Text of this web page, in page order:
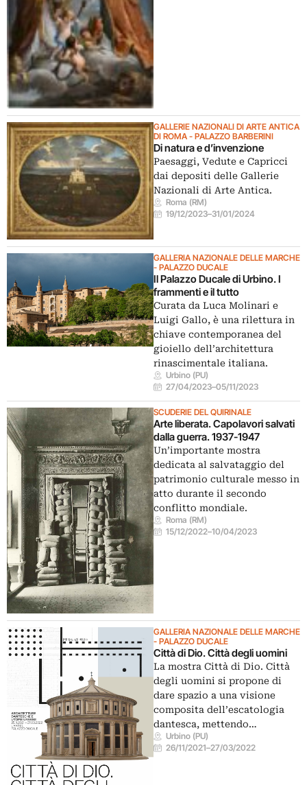
GALLERIE NAZIONALI DI ARTE ANTICA
DI ROMA - PALAZZO BARBERINI
Di natura e d’invenzione
Paesaggi, Vedute e Capricci
dai depositi delle Gallerie
Nazionali di Arte Antica.
Roma (RM)
19/12/2023–31/01/2024
GALLERIA NAZIONALE DELLE MARCHE
- PALAZZO DUCALE
Il Palazzo Ducale di Urbino. I
frammenti e il tutto
Curata da Luca Molinari e
Luigi Gallo, è una rilettura in
chiave contemporanea del
gioiello dell’architettura
rinascimentale italiana.
Urbino (PU)
27/04/2023–05/11/2023
SCUDERIE DEL QUIRINALE
Arte liberata. Capolavori salvati
dalla guerra. 1937-1947
Un’importante mostra
dedicata al salvataggio del
patrimonio culturale messo in
atto durante il secondo
conflitto mondiale.
Roma (RM)
15/12/2022–10/04/2023
GALLERIA NAZIONALE DELLE MARCHE
- PALAZZO DUCALE
Città di Dio. Città degli uomini
La mostra Città di Dio. Città
degli uomini si propone di
dare spazio a una visione
composita dell’escatologia
dantesca, mettendo…
Urbino (PU)
26/11/2021–27/03/2022